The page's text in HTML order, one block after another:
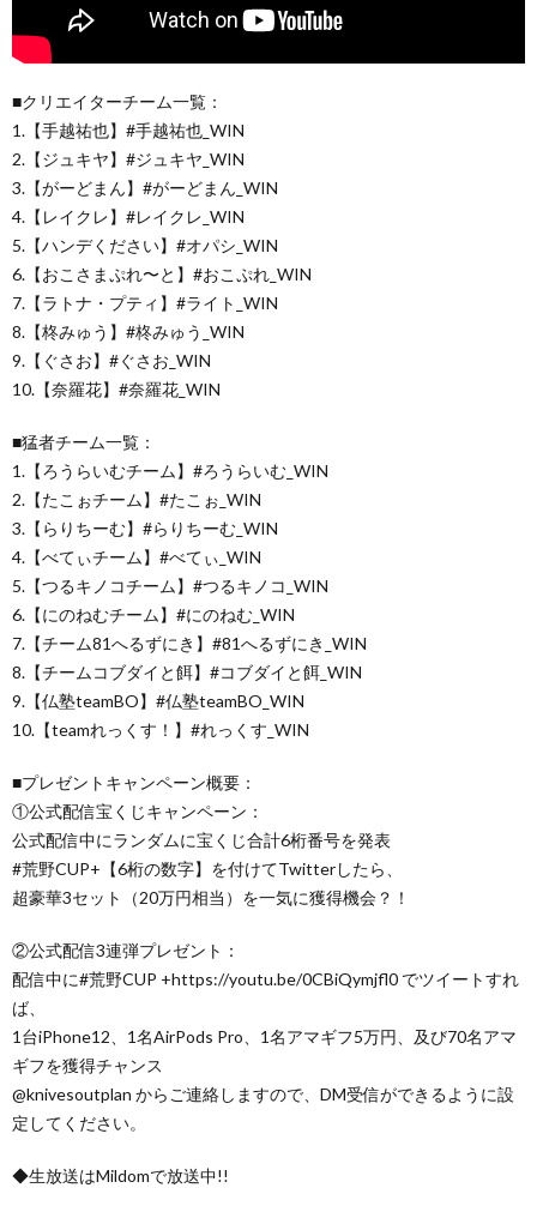
■クリエイターチーム一覧：
1.【手越祐也】#手越祐也_WIN
2.【ジュキヤ】#ジュキヤ_WIN
3.【がーどまん】#がーどまん_WIN
4.【レイクレ】#レイクレ_WIN
5.【ハンデください】#オパシ_WIN
6.【おこさまぷれ〜と】#おこぷれ_WIN
7.【ラトナ・プティ】#ライト_WIN
8.【柊みゅう】#柊みゅう_WIN
9.【ぐさお】#ぐさお_WIN
10.【奈羅花】#奈羅花_WIN
■猛者チーム一覧：
1.【ろうらいむチーム】#ろうらいむ_WIN
2.【たこぉチーム】#たこぉ_WIN
3.【らりちーむ】#らりちーむ_WIN
4.【べてぃチーム】#べてぃ_WIN
5.【つるキノコチーム】#つるキノコ_WIN
6.【にのねむチーム】#にのねむ_WIN
7.【チーム81へるずにき】#81へるずにき_WIN
8.【チームコブダイと餌】#コブダイと餌_WIN
9.【仏塾teamBO】#仏塾teamBO_WIN
10.【teamれっくす！】#れっくす_WIN
■プレゼントキャンペーン概要：
①公式配信宝くじキャンペーン：
公式配信中にランダムに宝くじ合計6桁番号を発表
#荒野CUP+【6桁の数字】を付けてTwitterしたら、
超豪華3セット（20万円相当）を一気に獲得機会？！
②公式配信3連弾プレゼント：
配信中に#荒野CUP +https://youtu.be/0CBiQymjfl0 でツイートすれ
ば、
1台iPhone12、1名AirPods Pro、1名アマギフ5万円、及び70名アマ
ギフを獲得チャンス
@knivesoutplan からご連絡しますので、DM受信ができるように設
定してください。
◆生放送はMildomで放送中!!